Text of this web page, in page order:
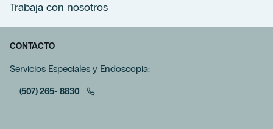
Trabaja con nosotros
CONTACTO
Servicios Especiales y Endoscopia:
(507) 265- 8830